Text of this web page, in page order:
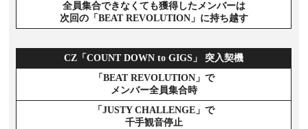
全員集合できなくても獲得したメンバーは
次回の「BEAT REVOLUTION」に持ち越す
CZ「COUNT DOWN to GIGS」 突入契機
「BEAT REVOLUTION」で
メンバー全員集合時
「JUSTY CHALLENGE」で
千手観音停止